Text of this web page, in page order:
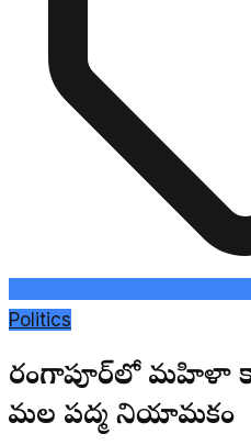
Politics
సారంగాపూర్‌లో మహిళా
సామల పద్మ నియామకం